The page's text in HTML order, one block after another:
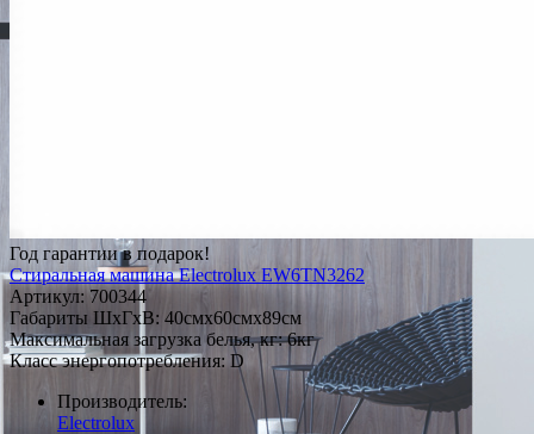
Год гарантии в подарок!
Стиральная машина Electrolux EW6TN3262
Артикул:700344
Габариты ШxГxВ: 40смx60смx89см
Максимальная загрузка белья, кг: 6кг
Класс энергопотребления: D
Производитель:
Electrolux